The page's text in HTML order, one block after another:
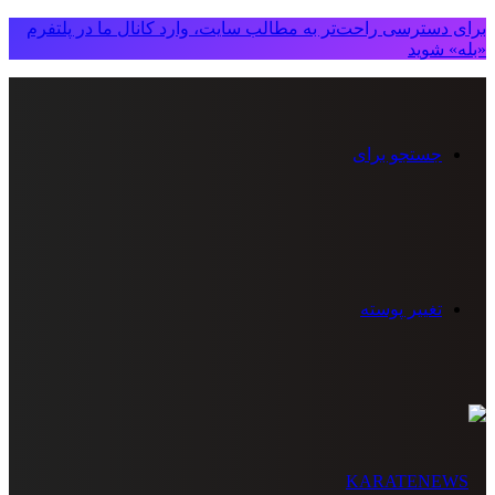
برای دسترسی راحت‌تر به مطالب سایت، وارد کانال ما در پلتفرم
«بله» شوید
جستجو برای
تغییر پوسته